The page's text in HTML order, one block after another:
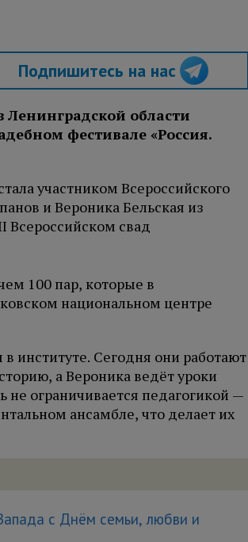
Подпишитесь на нас
Ленинградской области
фестивале «Россия.
100 пар, которые в
национальном центре
институте. Сегодня они работают
а Вероника ведёт уроки
не ограничивается педагогикой —
ансамбле, что делает их
с Днём семьи, любви и